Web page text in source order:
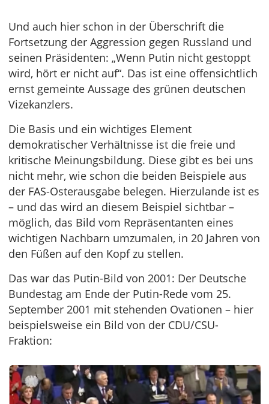
Und auch hier schon in der Überschrift die
Fortsetzung der Aggression gegen Russland und
seinen Präsidenten: „Wenn Putin nicht gestoppt
wird, hört er nicht auf“. Das ist eine offensichtlich
ernst gemeinte Aussage des grünen deutschen
Vizekanzlers.
Die Basis und ein wichtiges Element
demokratischer Verhältnisse ist die freie und
kritische Meinungsbildung. Diese gibt es bei uns
nicht mehr, wie schon die beiden Beispiele aus
der FAS-Osterausgabe belegen. Hierzulande ist es
– und das wird an diesem Beispiel sichtbar –
möglich, das Bild vom Repräsentanten eines
wichtigen Nachbarn umzumalen, in 20 Jahren von
den Füßen auf den Kopf zu stellen.
Das war das Putin-Bild von 2001: Der Deutsche
Bundestag am Ende der Putin-Rede vom 25.
September 2001 mit stehenden Ovationen – hier
beispielsweise ein Bild von der CDU/CSU-
Fraktion: